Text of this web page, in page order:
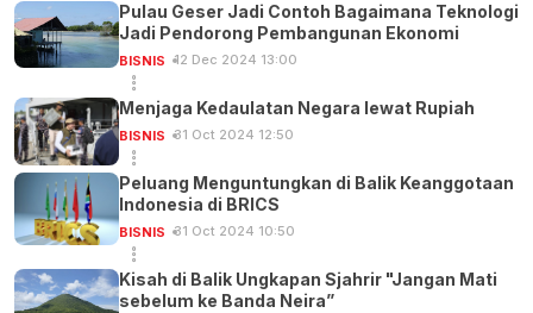
Pulau Geser Jadi Contoh Bagaimana Teknologi
Jadi Pendorong Pembangunan Ekonomi
BISNIS 12 Dec 2024 13:00
Menjaga Kedaulatan Negara lewat Rupiah
BISNIS 31 Oct 2024 12:50
Peluang Menguntungkan di Balik Keanggotaan
Indonesia di BRICS
BISNIS 31 Oct 2024 10:50
Kisah di Balik Ungkapan Sjahrir "Jangan Mati
sebelum ke Banda Neira”